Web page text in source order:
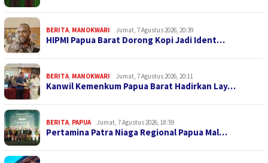
BERITA MANOKWARI Jumat, 7 Agustus 2026, 20:39
HIPMI Papua Barat Dorong Kopi Jadi Ident…
BERITA MANOKWARI Jumat, 7 Agustus 2026, 20:11
Kanwil Kemenkum Papua Barat Hadirkan Lay…
BERITA PAPUA Jumat, 7 Agustus 2026, 18:59
Pertamina Patra Niaga Regional Papua Mal…